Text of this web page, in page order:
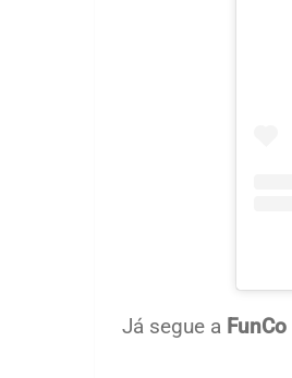
Já segue a FunCo